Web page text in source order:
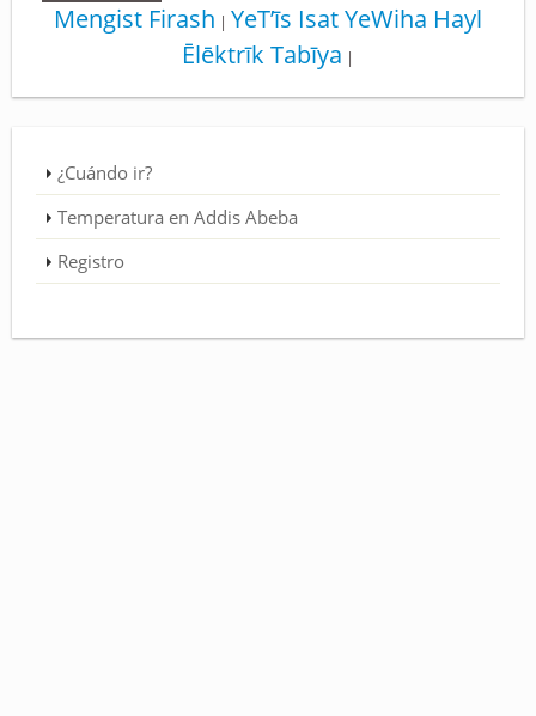
Mengist Firash | YeT’īs Isat YeWiha Hayl
Ēlēktrīk Tabīya |
¿Cuándo ir?
Temperatura en Addis Abeba
Registro